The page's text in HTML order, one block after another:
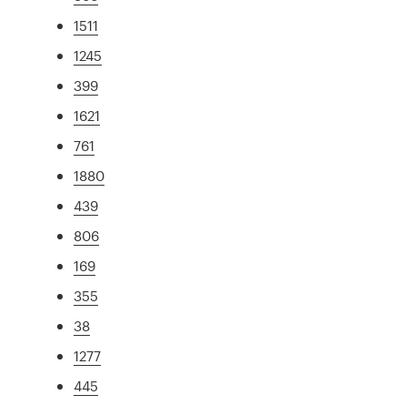
1511
1245
399
1621
761
1880
439
806
169
355
38
1277
445